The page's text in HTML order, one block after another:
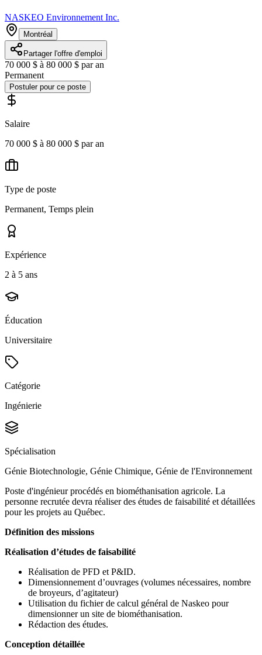
NASKEO Environnement Inc.
Montréal
Partager l'offre d'emploi
70 000 $ à 80 000 $ par an
Permanent
Postuler pour ce poste
Salaire
70 000 $ à 80 000 $ par an
Type de poste
Permanent, Temps plein
Expérience
2 à 5 ans
Éducation
Universitaire
Catégorie
Ingénierie
Spécialisation
Génie Biotechnologie, Génie Chimique, Génie de l'Environnement
Poste d'ingénieur procédés en biométhanisation agricole. La
personne recrutée devra réaliser des études de faisabilité et détaillées
pour les projets au Québec.
Définition des missions
Réalisation d’études de faisabilité
Réalisation de PFD et P&ID.
Dimensionnement d’ouvrages (volumes nécessaires, nombre
de broyeurs, d’agitateur)
Utilisation du fichier de calcul général de Naskeo pour
dimensionner un site de biométhanisation.
Rédaction des études.
Conception détaillée